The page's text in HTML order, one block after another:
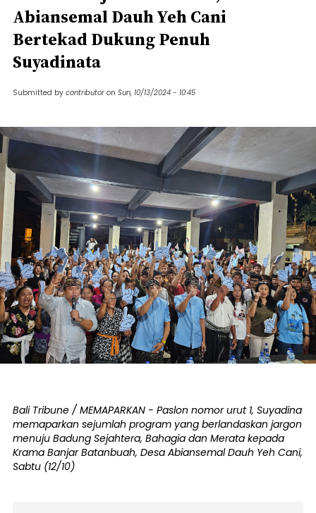
Abiansemal Dauh Yeh Cani
Bertekad Dukung Penuh
Suyadinata
Submitted by contributor on Sun, 10/13/2024 - 10:45
Bali Tribune / MEMAPARKAN - Paslon nomor urut 1, Suyadina
memaparkan sejumlah program yang berlandaskan jargon
menuju Badung Sejahtera, Bahagia dan Merata kepada
Krama Banjar Batanbuah, Desa Abiansemal Dauh Yeh Cani,
Sabtu (12/10)